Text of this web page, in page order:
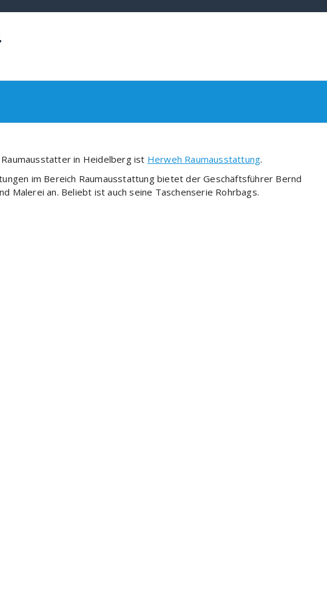
in Heidelberg ist Herweh Raumausstattung.
im Bereich Raumausstattung bietet der Geschäftsführer Bernd
Malerei an. Beliebt ist auch seine Taschenserie Rohrbags.